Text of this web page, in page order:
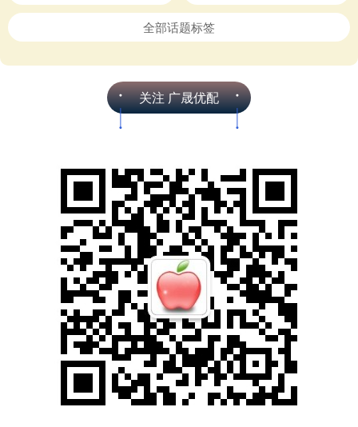
全部话题标签
关注 广晟优配